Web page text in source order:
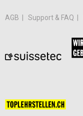
AGB Support & FAQ